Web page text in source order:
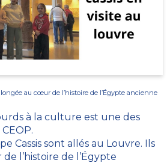
au cœur de l’histoire de l’Égypte ancienne
à la culture est une des
Cassis sont allés au Louvre. Ils
l’histoire de l’Égypte